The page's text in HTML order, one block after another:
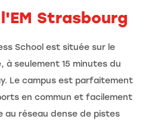
l'EM Strasbourg
School est située sur le
à seulement 15 minutes du
Le campus est parfaitement
en commun et facilement
au réseau dense de pistes